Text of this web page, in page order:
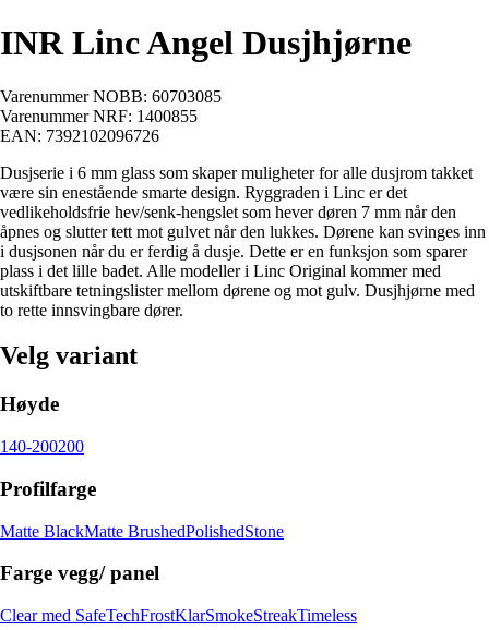
INR Linc Angel Dusjhjørne
Varenummer NOBB: 60703085
Varenummer NRF: 1400855
EAN: 7392102096726
Dusjserie i 6 mm glass som skaper muligheter for alle dusjrom takket
være sin enestående smarte design. Ryggraden i Linc er det
vedlikeholdsfrie hev/senk-hengslet som hever døren 7 mm når den
åpnes og slutter tett mot gulvet når den lukkes. Dørene kan svinges inn
i dusjsonen når du er ferdig å dusje. Dette er en funksjon som sparer
plass i det lille badet. Alle modeller i Linc Original kommer med
utskiftbare tetningslister mellom dørene og mot gulv. Dusjhjørne med
to rette innsvingbare dører.
Velg variant
Høyde
140-200200
Profilfarge
Matte BlackMatte BrushedPolishedStone
Farge vegg/ panel
Clear med SafeTechFrostKlarSmokeStreakTimeless